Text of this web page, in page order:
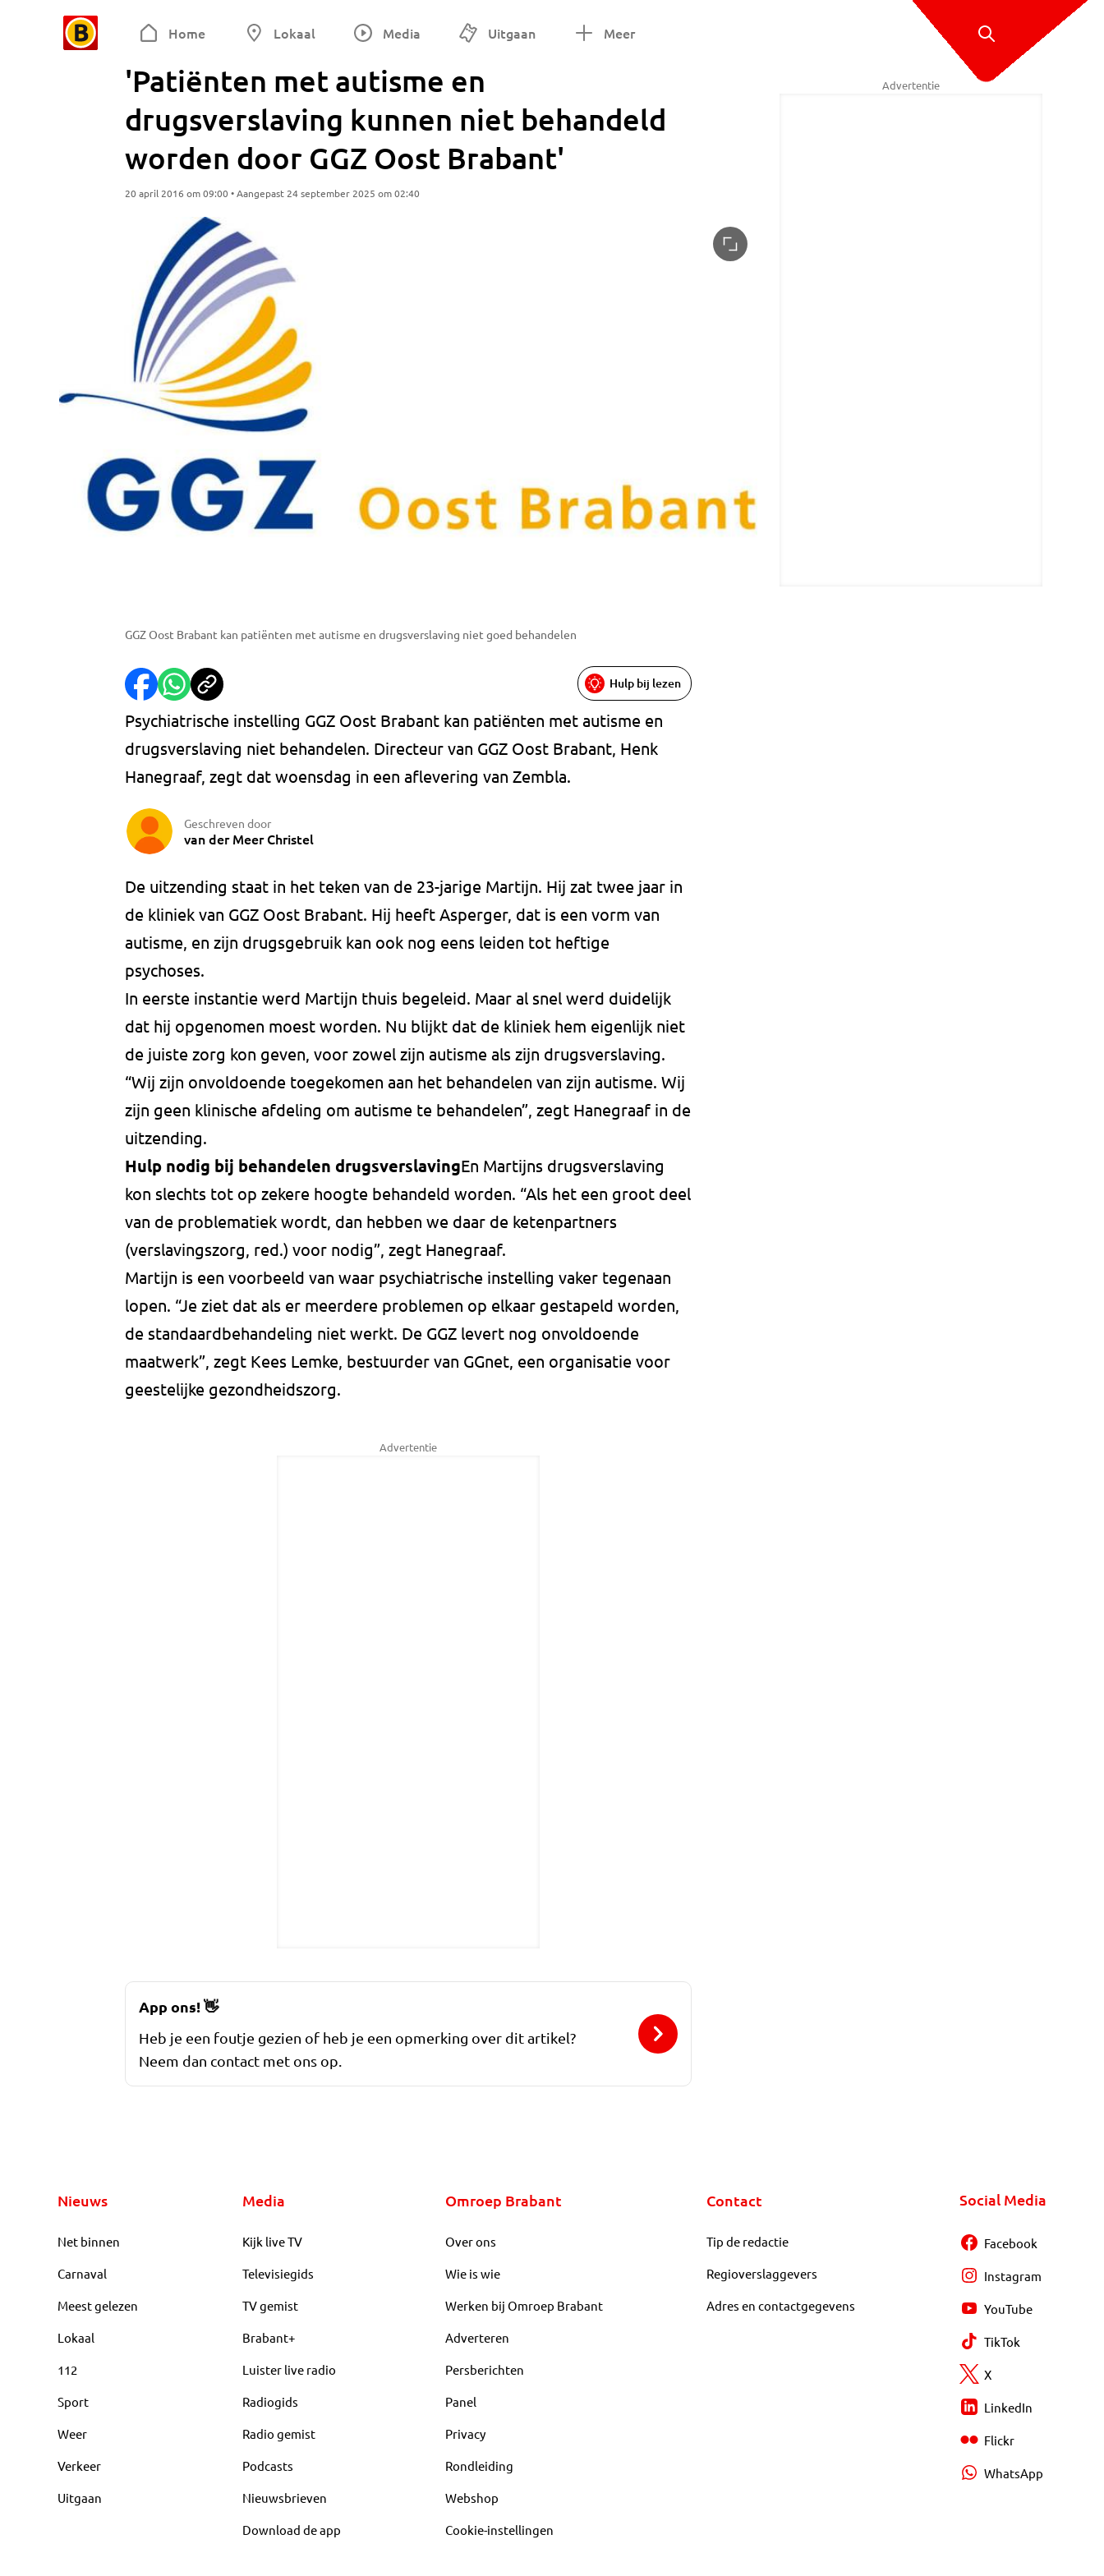
Home Lokaal Media Uitgaan Meer
'Patiënten met autisme en
drugsverslaving kunnen niet behandeld
worden door GGZ Oost Brabant'
20 april 2016 om 09:00 • Aangepast 24 september 2025 om 02:40
GGZ Oost Brabant kan patiënten met autisme en drugsverslaving niet goed behandelen
Hulp bij lezen
Psychiatrische instelling GGZ Oost Brabant kan patiënten met autisme en
drugsverslaving niet behandelen. Directeur van GGZ Oost Brabant, Henk
Hanegraaf, zegt dat woensdag in een aflevering van Zembla.
Geschreven door
van der Meer Christel
De uitzending staat in het teken van de 23-jarige Martijn. Hij zat twee jaar in
de kliniek van GGZ Oost Brabant. Hij heeft Asperger, dat is een vorm van
autisme, en zijn drugsgebruik kan ook nog eens leiden tot heftige
psychoses.
In eerste instantie werd Martijn thuis begeleid. Maar al snel werd duidelijk
dat hij opgenomen moest worden. Nu blijkt dat de kliniek hem eigenlijk niet
de juiste zorg kon geven, voor zowel zijn autisme als zijn drugsverslaving.
“Wij zijn onvoldoende toegekomen aan het behandelen van zijn autisme. Wij
zijn geen klinische afdeling om autisme te behandelen”, zegt Hanegraaf in de
uitzending.
Hulp nodig bij behandelen drugsverslavingEn Martijns drugsverslaving
kon slechts tot op zekere hoogte behandeld worden. “Als het een groot deel
van de problematiek wordt, dan hebben we daar de ketenpartners
(verslavingszorg, red.) voor nodig”, zegt Hanegraaf.
Martijn is een voorbeeld van waar psychiatrische instelling vaker tegenaan
lopen. “Je ziet dat als er meerdere problemen op elkaar gestapeld worden,
de standaardbehandeling niet werkt. De GGZ levert nog onvoldoende
maatwerk”, zegt Kees Lemke, bestuurder van GGnet, een organisatie voor
geestelijke gezondheidszorg.
Advertentie
Advertentie
App ons!👋
Heb je een foutje gezien of heb je een opmerking over dit artikel?
Neem dan contact met ons op.
Nieuws
Net binnen
Carnaval
Meest gelezen
Lokaal
112
Sport
Weer
Verkeer
Uitgaan
Media
Kijk live TV
Televisiegids
TV gemist
Brabant+
Luister live radio
Radiogids
Radio gemist
Podcasts
Nieuwsbrieven
Download de app
Omroep Brabant
Over ons
Wie is wie
Werken bij Omroep Brabant
Adverteren
Persberichten
Panel
Privacy
Rondleiding
Webshop
Cookie-instellingen
Contact
Tip de redactie
Regioverslaggevers
Adres en contactgegevens
Social Media
Facebook
Instagram
YouTube
TikTok
X
LinkedIn
Flickr
WhatsApp